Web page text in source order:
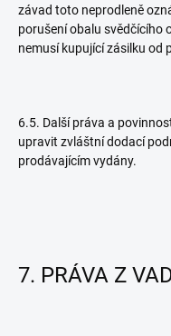
závad toto neprodleně
porušení obalu svědčícího
nemusí kupující zásilku od
6.5. Další práva a
upravit zvláštní dodací
prodávajícím vydány.
7. PRÁVA Z